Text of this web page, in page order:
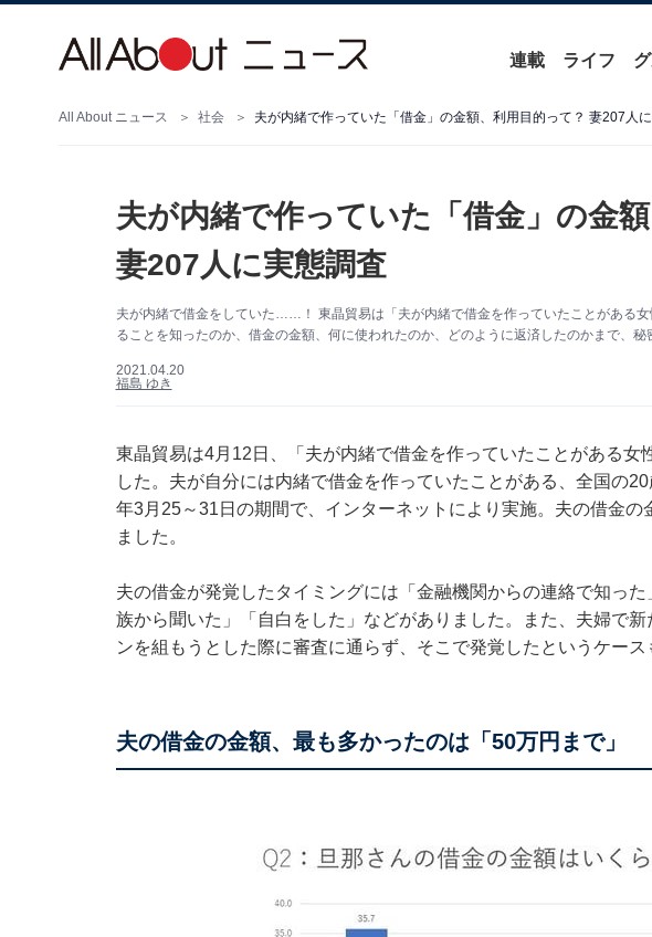
連載 ライフ
All About ニュース 社会 夫が内緒で作っていた「借金」の金額、利用目的って？ 妻207人
夫が内緒で作っていた「借金」の金
妻207人に実態調査
夫が内緒で借金をしていた……！ 東晶貿易は「夫が内緒で借金を作っていたことがある
ることを知ったのか、借金の金額、何に使われたのか、どのように返済したのかまで、秘
2021.04.20
福島 ゆき
東晶貿易は4月12日、「夫が内緒で借金を作っていたことがある女
した。夫が自分には内緒で借金を作っていたことがある、全国の
年3月25～31日の期間で、インターネットにより実施。夫の借金の
ました。
夫の借金が発覚したタイミングには「金融機関からの連絡で知っ
族から聞いた」「自白をした」などがありました。また、夫婦で
ンを組もうとした際に審査に通らず、そこで発覚したというケース
夫の借金の金額、最も多かったのは「50万円まで」